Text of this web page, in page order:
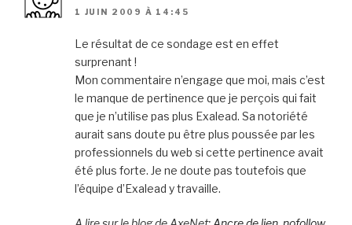
1 JUIN 2009 À 14:45
Le résultat de ce sondage est en effet
surprenant !
Mon commentaire n’engage que moi, mais c’est
le manque de pertinence que je perçois qui fait
que je n’utilise pas plus Exalead. Sa notoriété
aurait sans doute pu être plus poussée par les
professionnels du web si cette pertinence avait
été plus forte. Je ne doute pas toutefois que
l’équipe d’Exalead y travaille.